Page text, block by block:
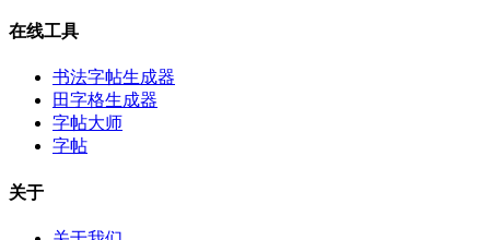
在线工具
书法字帖生成器
田字格生成器
字帖大师
字帖
关于